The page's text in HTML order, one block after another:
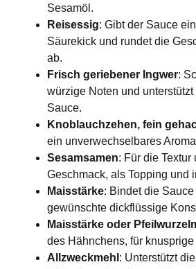
Sesamöl.
Reisessig: Gibt der Sauce
Säurekick und rundet die
ab.
Frisch geriebener Ingwer:
würzige Noten und
Sauce.
Knoblauchzehen, fein
ein unverwechselbares
Sesamsamen: Für die
Geschmack, als Topping und
Maisstärke: Bindet die
gewünschte dickflüssige
Maisstärke oder
des Hähnchens, für knusprige
Allzweckmehl : Unterstützt